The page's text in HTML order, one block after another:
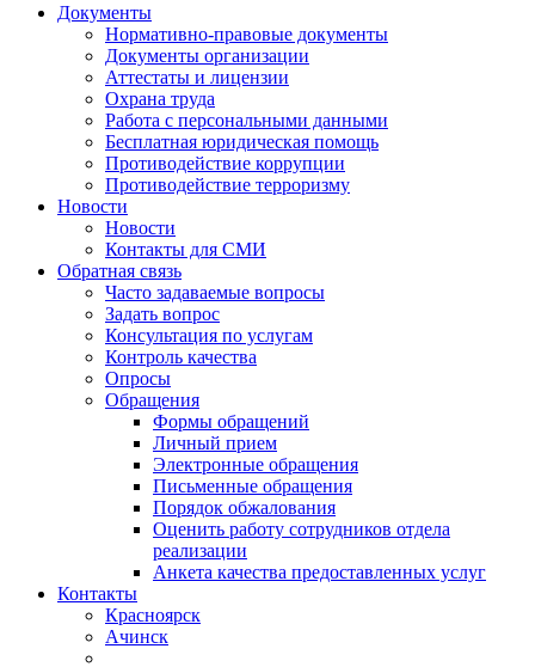
Документы
Нормативно-правовые документы
Документы организации
Аттестаты и лицензии
Охрана труда
Работа с персональными данными
Бесплатная юридическая помощь
Противодействие коррупции
Противодействие терроризму
Новости
Новости
Контакты для СМИ
Обратная связь
Часто задаваемые вопросы
Задать вопрос
Консультация по услугам
Контроль качества
Опросы
Обращения
Формы обращений
Личный прием
Электронные обращения
Письменные обращения
Порядок обжалования
Оценить работу сотрудников отдела
реализации
Анкета качества предоставленных услуг
Контакты
Красноярск
Ачинск